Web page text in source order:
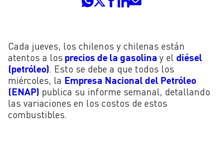
Cada jueves, los chilenos y chilenas están
atentos a los precios de la gasolina y el diésel
(petróleo) . Esto se debe a que todos los
miércoles, la Empresa Nacional del Petróleo
(ENAP) publica su informe semanal, detallando
las variaciones en los costos de estos
combustibles.